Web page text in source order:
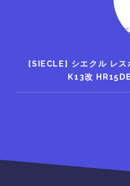
[SIECLE] シエクル レス
K13改